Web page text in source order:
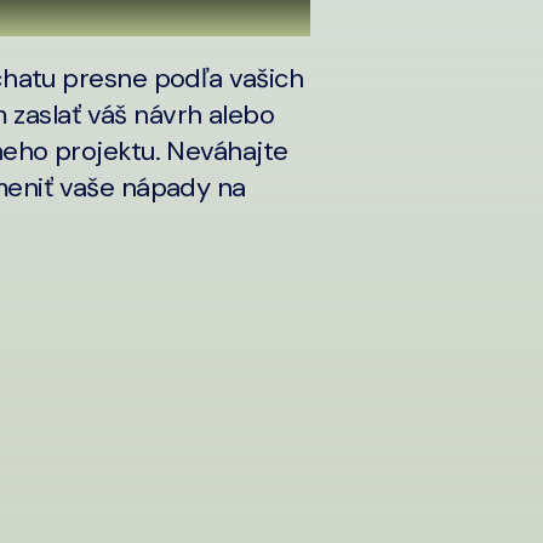
presne podľa vašich
váš návrh alebo
projektu. Neváhajte
vaše nápady na